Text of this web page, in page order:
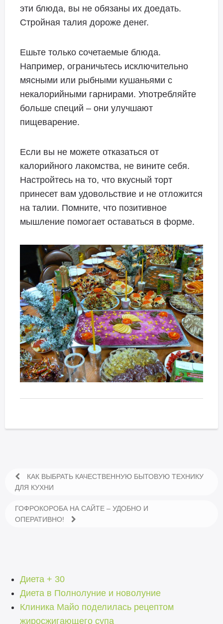
эти блюда, вы не обязаны их доедать.
Стройная талия дороже денег.
Ешьте только сочетаемые блюда.
Например, ограничьтесь исключительно
мясными или рыбными кушаньями с
некалорийными гарнирами. Употребляйте
больше специй – они улучшают
пищеварение.
Если вы не можете отказаться от
калорийного лакомства, не вините себя.
Настройтесь на то, что вкусный торт
принесет вам удовольствие и не отложится
на талии. Помните, что позитивное
мышление помогает оставаться в форме.
КАК ВЫБРАТЬ КАЧЕСТВЕННУЮ БЫТОВУЮ ТЕХНИКУ
ДЛЯ КУХНИ
ГОФРОКОРОБА НА САЙТЕ – УДОБНО И
ОПЕРАТИВНО!
Диета + 30
Диета в Полнолуние и новолуние
Клиника Майо поделилась рецептом
жиросжигающего супа